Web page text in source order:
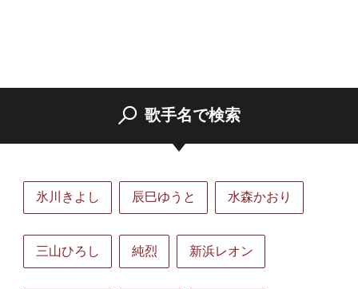
歌手名で検索
氷川きよし 辰巳ゆうと 水森かおり
三山ひろし 純烈 新浜レオン